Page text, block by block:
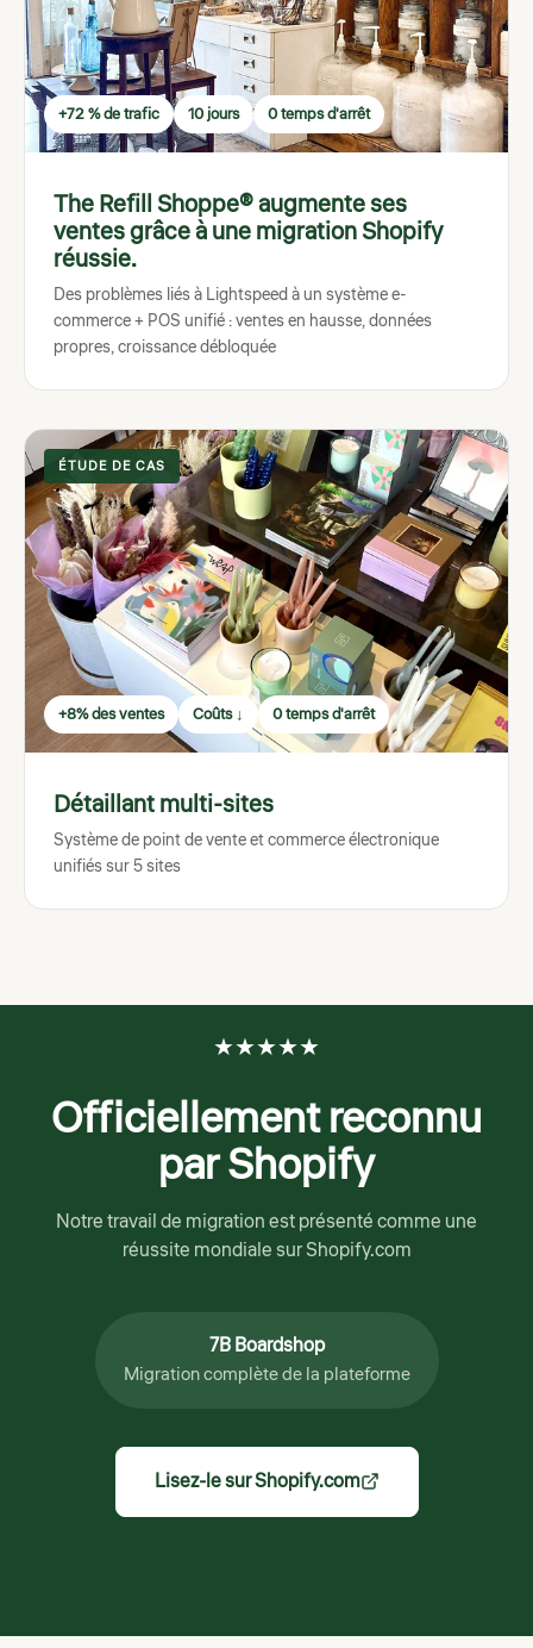
+72 % de trafic 10 jours 0 temps d'arrêt
The Refill Shoppe® augmente ses
ventes grâce à une migration Shopify
réussie.
Des problèmes liés à Lightspeed à un système e-
commerce + POS unifié : ventes en hausse, données
propres, croissance débloquée
ÉTUDE DE CAS
+8% des ventes Coûts ↓ 0 temps d'arrêt
Détaillant multi-sites
Système de point de vente et commerce électronique
unifiés sur 5 sites
★★★★★
Officiellement reconnu
par Shopify
Notre travail de migration est présenté comme une
réussite mondiale sur Shopify.com
7B Boardshop
Migration complète de la plateforme
Lisez-le sur Shopify.com